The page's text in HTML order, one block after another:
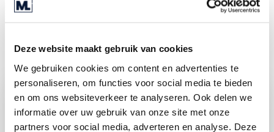
Deze website maakt gebruik van cookies
We gebruiken cookies om content en advertenties te
personaliseren, om functies voor social media te bieden
en om ons websiteverkeer te analyseren. Ook delen we
informatie over uw gebruik van onze site met onze
partners voor social media, adverteren en analyse. Deze